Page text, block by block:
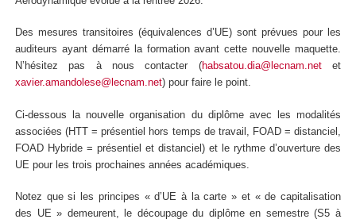
Des mesures transitoires (équivalences d’UE) sont prévues pour les
auditeurs ayant démarré la formation avant cette nouvelle maquette.
N’hésitez pas à nous contacter (habsatou.dia@lecnam.netet
xavier.amandolese@lecnam.net) pour faire le point.
Ci-dessous la nouvelle organisation du diplôme avec les modalités
associées (HTT = présentiel hors temps de travail, FOAD= distanciel,
FOAD Hybride = présentiel et distanciel) et le rythme d’ouverture des
UE pour les trois prochaines années académiques.
Notez que si les principes « d’UE à la carte » et « de capitalisation
des UE » demeurent, le découpage du diplôme en semestre (S5 à